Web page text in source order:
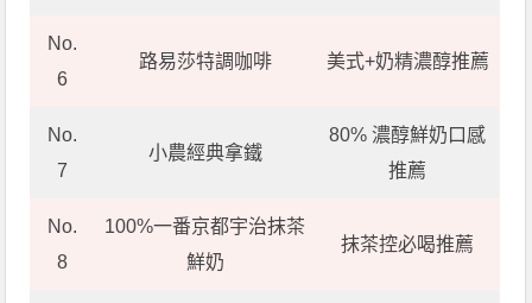
No.
6
路易莎特調咖啡 美式+奶精濃醇推薦
No.
7
小農經典拿鐵
80% 濃醇鮮奶口感
推薦
No.
8
100%一番京都宇治抹茶
鮮奶
抹茶控必喝推薦